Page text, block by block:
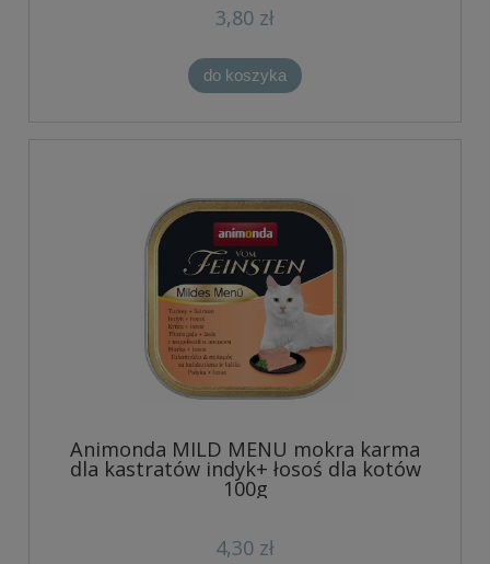
3,80 zł
do koszyka
Animonda MILD MENU mokra karma
dla kastratów indyk+ łosoś dla kotów
100g
4,30 zł